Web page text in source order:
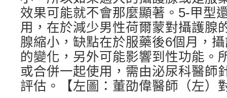
效果可能就不會那麼顯著。5-甲型
用，在於減少男性荷爾蒙對攝護腺
腺縮小，缺點在於服藥後6個月，
的變化，另外可能影響到性功能。
或合併一起使用，需由泌尿科醫師
評估。【左圖：董劭偉醫師（左）